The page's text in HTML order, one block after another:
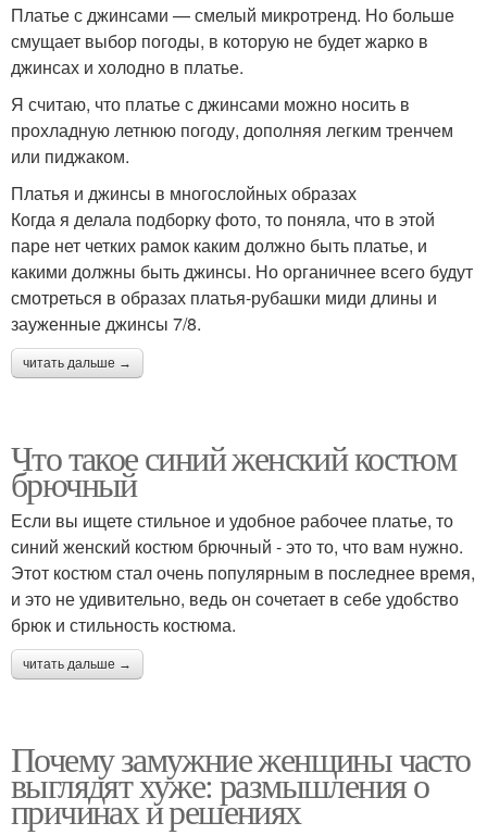
Платье с джинсами — смелый микротренд. Но больше
смущает выбор погоды, в которую не будет жарко в
джинсах и холодно в платье.
Я считаю, что платье с джинсами можно носить в
прохладную летнюю погоду, дополняя легким тренчем
или пиджаком.
Платья и джинсы в многослойных образах
Когда я делала подборку фото, то поняла, что в этой
паре нет четких рамок каким должно быть платье, и
какими должны быть джинсы. Но органичнее всего будут
смотреться в образах платья-рубашки миди длины и
зауженные джинсы 7/8.
читать дальше →
Что такое синий женский костюм
брючный
Если вы ищете стильное и удобное рабочее платье, то
синий женский костюм брючный - это то, что вам нужно.
Этот костюм стал очень популярным в последнее время,
и это не удивительно, ведь он сочетает в себе удобство
брюк и стильность костюма.
читать дальше →
Почему замужние женщины часто
выглядят хуже: размышления о
причинах и решениях